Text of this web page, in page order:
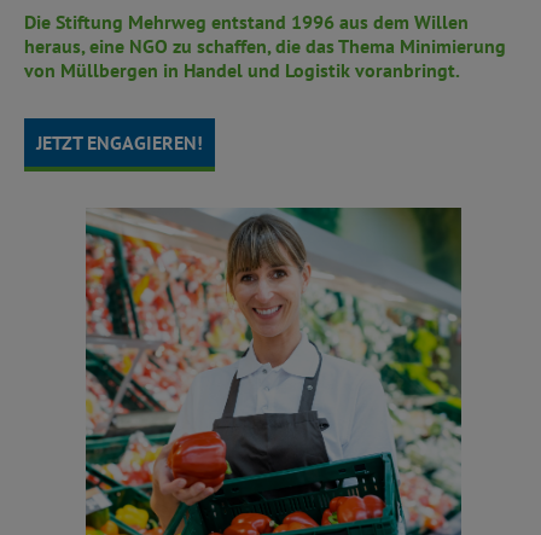
Die Stiftung Mehrweg entstand 1996 aus dem Willen
heraus, eine NGO zu schaffen, die das Thema Minimierung
von Müllbergen in Handel und Logistik voranbringt.
JETZT ENGAGIEREN!